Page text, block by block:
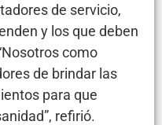
de servicio,
y los que deben
como
de brindar las
para que
refirió.